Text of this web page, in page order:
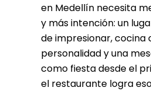
en Medellín necesita
y más intención: un
de impresionar, cocina
personalidad y una
como fiesta desde el
el restaurante logra